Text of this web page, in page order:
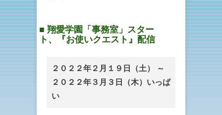
■ 翔愛学園「事務室」スター
ト、『お使いクエスト』配信
２０２２年２月１９日（土） ～
２０２２年３月３日（木）いっぱ
い